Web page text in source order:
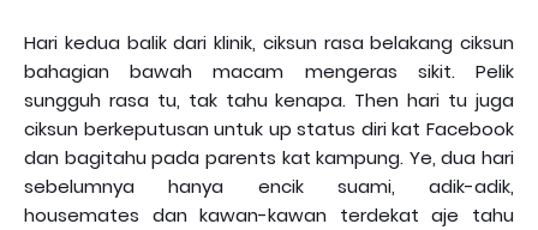
Hari kedua balik dari klinik, ciksun rasa belakang ciksun
bahagian bawah macam mengeras sikit. Pelik
sungguh rasa tu, tak tahu kenapa. Then hari tu juga
ciksun berkeputusan untuk up status diri kat Facebook
dan bagitahu pada parents kat kampung. Ye, dua hari
sebelumnya hanya encik suami, adik-adik,
housemates dan kawan-kawan terdekat aje tahu